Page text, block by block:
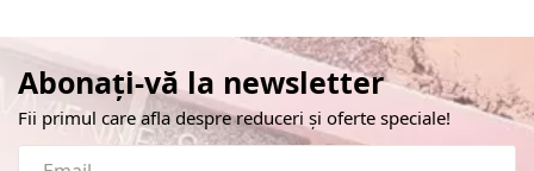
Abonați-vă la newsletter
Fii primul care afla despre reduceri și oferte speciale!